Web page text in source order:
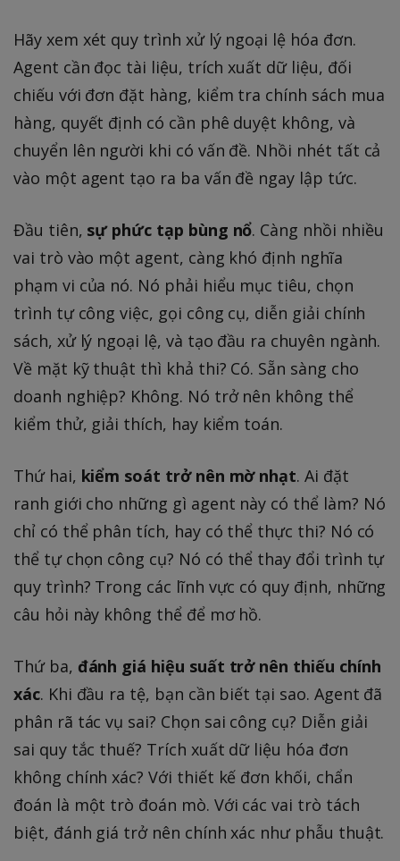
Hãy xem xét quy trình xử lý ngoại lệ hóa đơn.
Agent cần đọc tài liệu, trích xuất dữ liệu, đối
chiếu với đơn đặt hàng, kiểm tra chính sách mua
hàng, quyết định có cần phê duyệt không, và
chuyển lên người khi có vấn đề. Nhồi nhét tất cả
vào một agent tạo ra ba vấn đề ngay lập tức.
Đầu tiên, sự phức tạp bùng nổ. Càng nhồi nhiều
vai trò vào một agent, càng khó định nghĩa
phạm vi của nó. Nó phải hiểu mục tiêu, chọn
trình tự công việc, gọi công cụ, diễn giải chính
sách, xử lý ngoại lệ, và tạo đầu ra chuyên ngành.
Về mặt kỹ thuật thì khả thi? Có. Sẵn sàng cho
doanh nghiệp? Không. Nó trở nên không thể
kiểm thử, giải thích, hay kiểm toán.
Thứ hai, kiểm soát trở nên mờ nhạt. Ai đặt
ranh giới cho những gì agent này có thể làm? Nó
chỉ có thể phân tích, hay có thể thực thi? Nó có
thể tự chọn công cụ? Nó có thể thay đổi trình tự
quy trình? Trong các lĩnh vực có quy định, những
câu hỏi này không thể để mơ hồ.
Thứ ba, đánh giá hiệu suất trở nên thiếu chính
xác. Khi đầu ra tệ, bạn cần biết tại sao. Agent đã
phân rã tác vụ sai? Chọn sai công cụ? Diễn giải
sai quy tắc thuế? Trích xuất dữ liệu hóa đơn
không chính xác? Với thiết kế đơn khối, chẩn
đoán là một trò đoán mò. Với các vai trò tách
biệt, đánh giá trở nên chính xác như phẫu thuật.